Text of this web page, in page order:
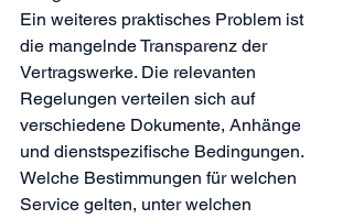
Ein weiteres praktisches Problem ist
die mangelnde Transparenz der
Vertragswerke. Die relevanten
Regelungen verteilen sich auf
verschiedene Dokumente, Anhänge
und dienstspezifische Bedingungen.
Welche Bestimmungen für welchen
Service gelten, unter welchen